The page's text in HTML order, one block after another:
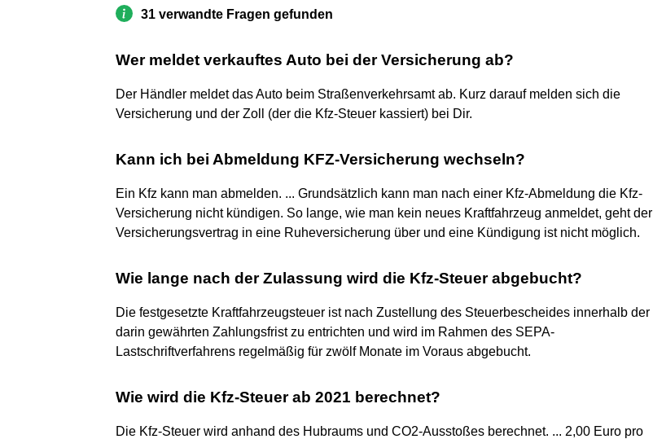
31 verwandte Fragen gefunden
Wer meldet verkauftes Auto bei der Versicherung ab?
Der Händler meldet das Auto beim Straßenverkehrsamt ab. Kurz darauf melden sich die
Versicherung und der Zoll (der die Kfz-Steuer kassiert) bei Dir.
Kann ich bei Abmeldung KFZ-Versicherung wechseln?
Ein Kfz kann man abmelden. ... Grundsätzlich kann man nach einer Kfz-Abmeldung die Kfz-
Versicherung nicht kündigen. So lange, wie man kein neues Kraftfahrzeug anmeldet, geht der
Versicherungsvertrag in eine Ruheversicherung über und eine Kündigung ist nicht möglich.
Wie lange nach der Zulassung wird die Kfz-Steuer abgebucht?
Die festgesetzte Kraftfahrzeugsteuer ist nach Zustellung des Steuerbescheides innerhalb der
darin gewährten Zahlungsfrist zu entrichten und wird im Rahmen des SEPA-
Lastschriftverfahrens regelmäßig für zwölf Monate im Voraus abgebucht.
Wie wird die Kfz-Steuer ab 2021 berechnet?
Die Kfz-Steuer wird anhand des Hubraums und CO2-Ausstoßes berechnet. ... 2,00 Euro pro